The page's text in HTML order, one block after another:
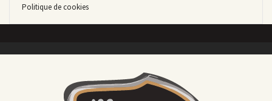
Politique de cookies